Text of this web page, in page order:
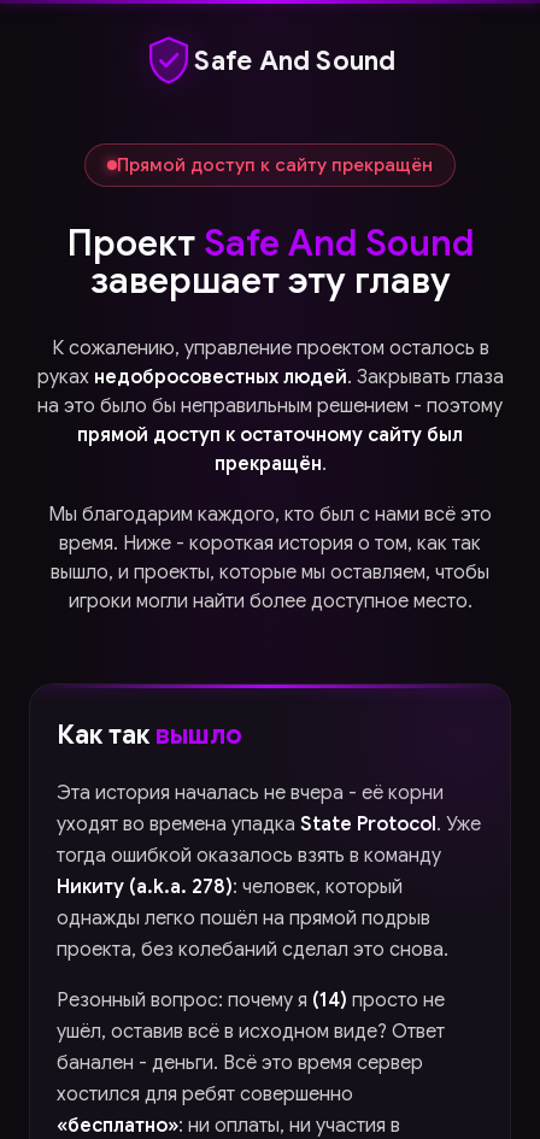
Safe And Sound
Прямой доступ к сайту прекращён
Проект Safe And Sound
завершает эту главу
К сожалению, управление проектом осталось в
руках недобросовестных людей. Закрывать глаза
на это было бы неправильным решением - поэтому
прямой доступ к остаточному сайту был
прекращён.
Мы благодарим каждого, кто был с нами всё это
время. Ниже - короткая история о том, как так
вышло, и проекты, которые мы оставляем, чтобы
игроки могли найти более доступное место.
Как так вышло
Эта история началась не вчера - её корни
уходят во времена упадка State Protocol. Уже
тогда ошибкой оказалось взять в команду
Никиту (a.k.a. 278): человек, который
однажды легко пошёл на прямой подрыв
проекта, без колебаний сделал это снова.
Резонный вопрос: почему я (14) просто не
ушёл, оставив всё в исходном виде? Ответ
банален - деньги. Всё это время сервер
хостился для ребят совершенно
«бесплатно»: ни оплаты, ни участия в